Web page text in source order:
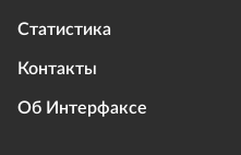
Статистика
Контакты
Об Интерфаксе